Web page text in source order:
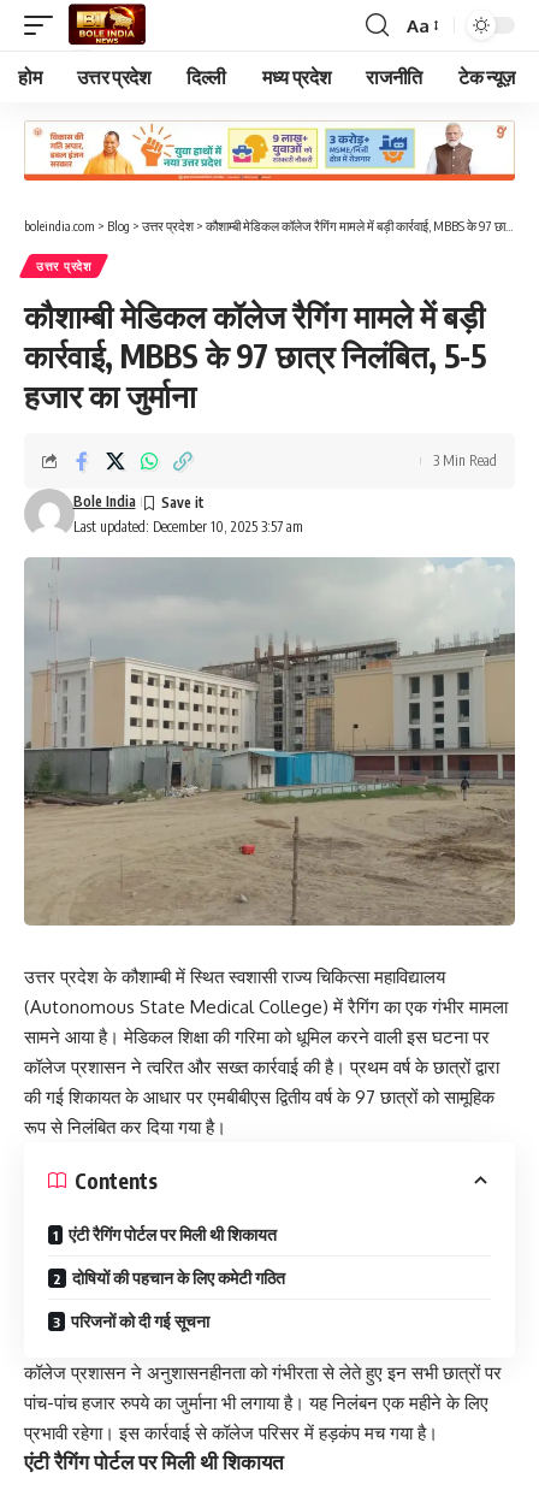
Font
Resizer
Aa
होम उत्तर प्रदेश दिल्ली मध्य प्रदेश राजनीति टेक न्यूज़
boleindia.com > Blog > उत्तर प्रदेश> कौशाम्बी मेडिकल कॉलेज रैगिंग मामले में बड़ी कार्रवाई, MBBS के 97 छात्र निलंबित, 5-5 हजार का जुर्माना
उत्तर प्रदेश
कौशाम्बी मेडिकल कॉलेज रैगिंग मामले में बड़ी
कार्रवाई, MBBS के 97 छात्र निलंबित, 5-5
हजार का जुर्माना
Last updated: December 10, 2025 3:57 am
Bole India
3 Min Read
उत्तर प्रदेश के कौशाम्बी में स्थित स्वशासी राज्य चिकित्सा महाविद्यालय
(Autonomous State Medical College) में रैगिंग का एक गंभीर मामला
सामने आया है। मेडिकल शिक्षा की गरिमा को धूमिल करने वाली इस घटना पर
कॉलेज प्रशासन ने त्वरित और सख्त कार्रवाई की है। प्रथम वर्ष के छात्रों द्वारा
की गई शिकायत के आधार पर एमबीबीएस द्वितीय वर्ष के 97 छात्रों को सामूहिक
रूप से निलंबित कर दिया गया है।
Contents
एंटी रैगिंग पोर्टल पर मिली थी शिकायत
दोषियों की पहचान के लिए कमेटी गठित
परिजनों को दी गई सूचना
कॉलेज प्रशासन ने अनुशासनहीनता को गंभीरता से लेते हुए इन सभी छात्रों पर
पांच-पांच हजार रुपये का जुर्माना भी लगाया है। यह निलंबन एक महीने के लिए
प्रभावी रहेगा। इस कार्रवाई से कॉलेज परिसर में हड़कंप मच गया है।
एंटी रैगिंग पोर्टल पर मिली थी शिकायत